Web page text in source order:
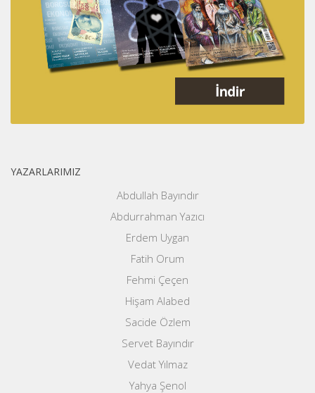
YAZARLARIMIZ
Abdullah Bayındır
Abdurrahman Yazıcı
Erdem Uygan
Fatih Orum
Fehmi Çeçen
Hişam Alabed
Sacide Özlem
Servet Bayındır
Vedat Yılmaz
Yahya Şenol